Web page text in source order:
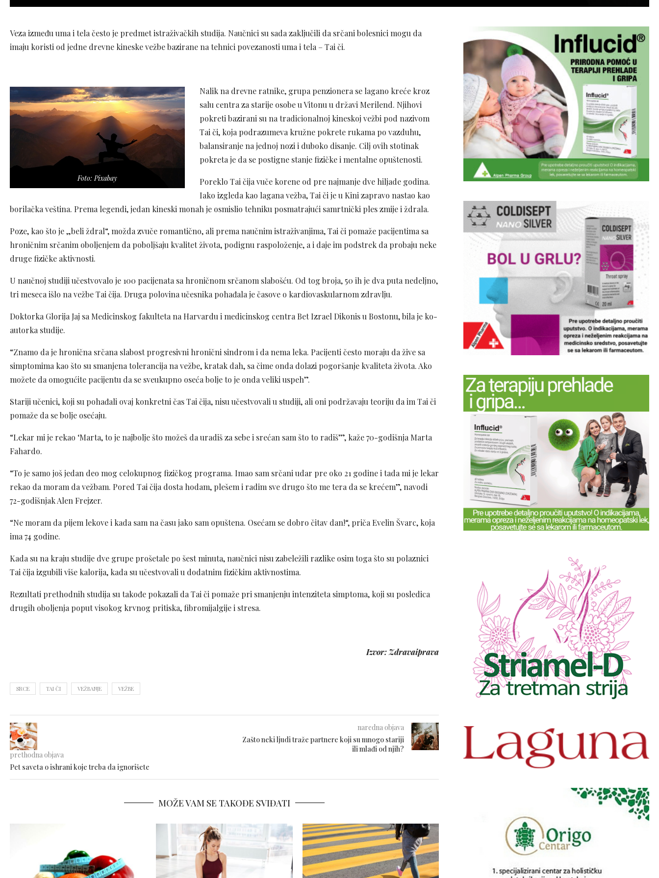
Veza između uma i tela često je predmet istraživačkih studija. Naučnici su sada zaključili da srčani bolesnici mogu da
imaju koristi od jedne drevne kineske vežbe bazirane na tehnici povezanosti uma i tela – Tai či.
Foto: Pixabay
Nalik na drevne ratnike, grupa penzionera se lagano kreće kroz
salu centra za starije osobe u Vitonu u državi Merilend. Njihovi
pokreti bazirani su na tradicionalnoj kineskoj vežbi pod nazivom
Tai či, koja podrazumeva kružne pokrete rukama po vazduhu,
balansiranje na jednoj nozi i duboko disanje. Cilj ovih stotinak
pokreta je da se postigne stanje fizičke i mentalne opuštenosti.
Poreklo Tai čija vuče korene od pre najmanje dve hiljade godina.
Iako izgleda kao lagana vežba, Tai či je u Kini zapravo nastao kao
borilačka veština. Prema legendi, jedan kineski monah je osmislio tehniku posmatrajući samrtnički ples zmije i ždrala.
Poze, kao što je „beli ždral“, možda zvuče romantično, ali prema naučnim istraživanjima, Tai či pomaže pacijentima sa
hroničnim srčanim oboljenjem da poboljšaju kvalitet života, podignu raspoloženje, a i daje im podstrek da probaju neke
druge fizičke aktivnosti.
U naučnoj studiji učestvovalo je 100 pacijenata sa hroničnom srčanom slabošću. Od tog broja, 50 ih je dva puta nedeljno,
tri meseca išlo na vežbe Tai čija. Druga polovina učesnika pohađala je časove o kardiovaskularnom zdravlju.
Doktorka Glorija Jaj sa Medicinskog fakulteta na Harvardu i medicinskog centra Bet Izrael Dikonis u Bostonu, bila je ko-
autorka studije.
“Znamo da je hronična srčana slabost progresivni hronični sindrom i da nema leka. Pacijenti često moraju da žive sa
simptomima kao što su smanjena tolerancija na vežbe, kratak dah, sa čime onda dolazi pogoršanje kvaliteta života. Ako
možete da omogućite pacijentu da se sveukupno oseća bolje to je onda veliki uspeh”.
Stariji učenici, koji su pohađali ovaj konkretni čas Tai čija, nisu učestvovali u studiji, ali oni podržavaju teoriju da im Tai či
pomaže da se bolje osećaju.
“Lekar mi je rekao ‘Marta, to je najbolje što možeš da uradiš za sebe i srećan sam što to radiš’”, kaže 70-godišnja Marta
Fahardo.
“To je samo još jedan deo mog celokupnog fizičkog programa. Imao sam srčani udar pre oko 21 godine i tada mi je lekar
rekao da moram da vežbam. Pored Tai čija dosta hodam, plešem i radim sve drugo što me tera da se krećem”, navodi
72-godišnjak Alen Frejzer.
“Ne moram da pijem lekove i kada sam na času jako sam opuštena. Osećam se dobro čitav dan!“, priča Evelin Švarc, koja
ima 74 godine.
Kada su na kraju studije dve grupe prošetale po šest minuta, naučnici nisu zabeležili razlike osim toga što su polaznici
Tai čija izgubili više kalorija, kada su učestvovali u dodatnim fizičkim aktivnostima.
Rezultati prethodnih studija su takođe pokazali da Tai či pomaže pri smanjenju intenziteta simptoma, koji su posledica
drugih oboljenja poput visokog krvnog pritiska, fibromijalgije i stresa.
Izvor: Zdravaiprava
SRCE TAI ČI VEŽBANJE VEŽBE
prethodna objava
Pet saveta o ishrani koje treba da ignorišete
naredna objava
Zašto neki ljudi traže partnere koji su mnogo stariji
ili mlađi od njih?
MOŽE VAM SE TAKOĐE SVIĐATI